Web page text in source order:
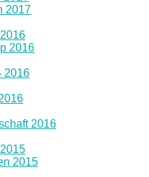
2017
2016
2016
2016
2015